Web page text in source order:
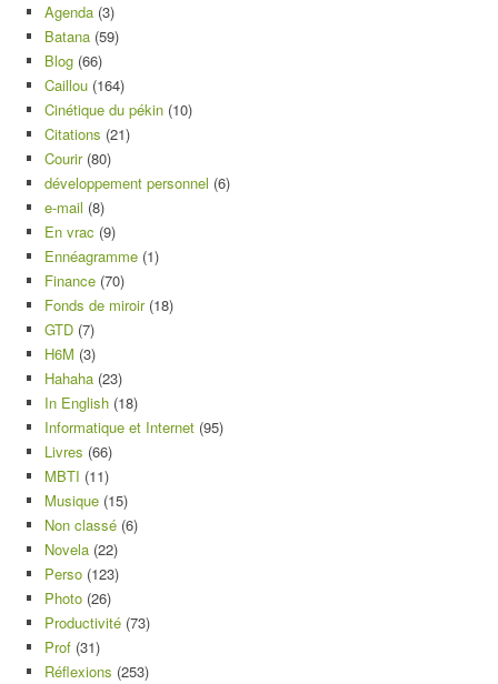
Agenda (3)
Batana (59)
Blog (66)
Caillou (164)
Cinétique du pékin (10)
Citations (21)
Courir(80)
développement personnel (6)
e-mail (8)
En vrac (9)
Ennéagramme (1)
Finance (70)
Fonds de miroir(18)
GTD (7)
H6M (3)
Hahaha (23)
In English (18)
Informatique et Internet (95)
Livres (66)
MBTI (11)
Musique (15)
Non classé (6)
Novela (22)
Perso (123)
Photo (26)
Productivité (73)
Prof (31)
Réflexions (253)